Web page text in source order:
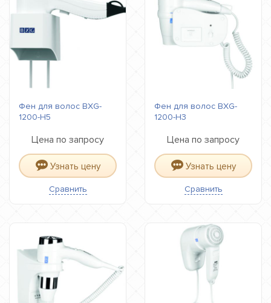
Фен для волос BXG-
1200-H5
Цена по запросу
Узнать цену
Сравнить
Фен для волос BXG-
1200-H3
Цена по запросу
Узнать цену
Сравнить